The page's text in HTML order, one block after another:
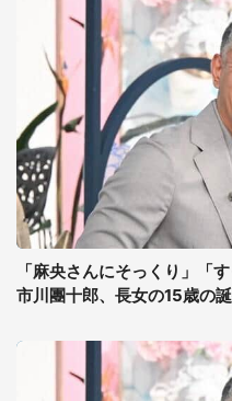
「麻央さんにそっくり」「
市川團十郎、長女の15歳の